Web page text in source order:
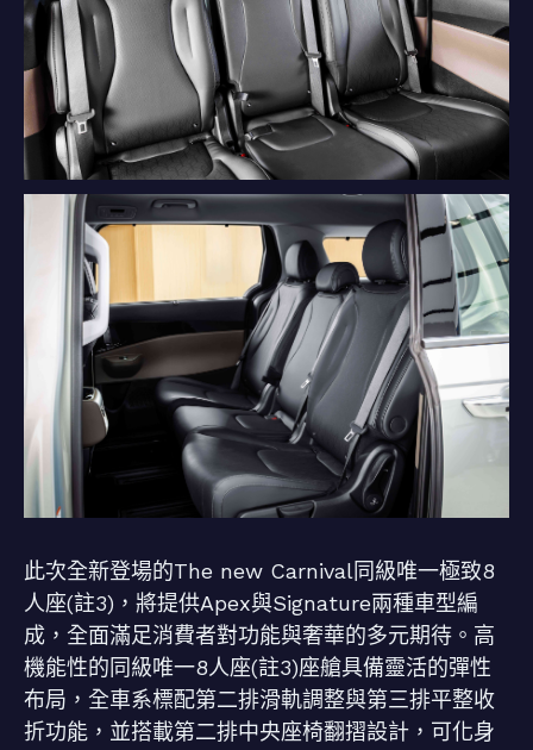
此次全新登場的The new Carnival同級唯一極致8
人座(註3)，將提供Apex與Signature兩種車型編
成，全面滿足消費者對功能與奢華的多元期待。高
機能性的同級唯一8人座(註3)座艙具備靈活的彈性
布局，全車系標配第二排滑軌調整與第三排平整收
折功能，並搭載第二排中央座椅翻摺設計，可化身